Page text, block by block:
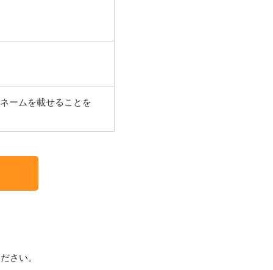
ームを載せることを
さい。